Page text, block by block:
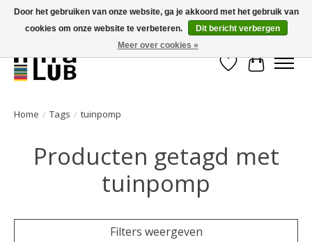
Minder stilstand, meer rendement!
Verlanglijst
Home / Tags / tuinpomp
Producten getagd met
tuinpomp
Filters weergeven
Door het gebruiken van onze website, ga je akkoord met het gebruik van
cookies om onze website te verbeteren.
Dit bericht verbergen
Meer over cookies »